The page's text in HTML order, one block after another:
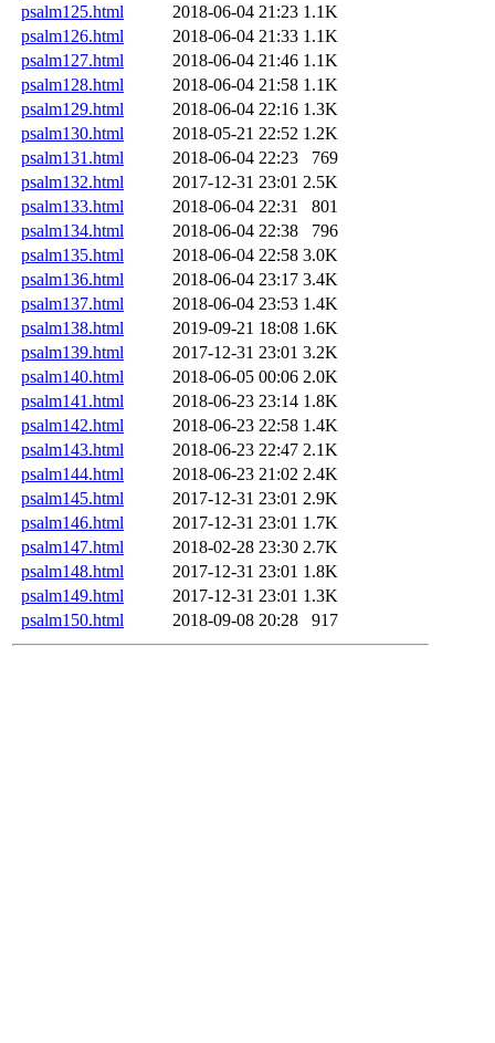
psalm125.html
2018-06-04 21:23 1.1K
psalm126.html
2018-06-04 21:33 1.1K
psalm127.html
2018-06-04 21:46 1.1K
psalm128.html
2018-06-04 21:58 1.1K
psalm129.html
2018-06-04 22:16 1.3K
psalm130.html
2018-05-21 22:52 1.2K
psalm131.html
2018-06-04 22:23
769
psalm132.html
2017-12-31 23:01 2.5K
psalm133.html
2018-06-04 22:31
801
psalm134.html
2018-06-04 22:38
796
psalm135.html
2018-06-04 22:58 3.0K
psalm136.html
2018-06-04 23:17 3.4K
psalm137.html
2018-06-04 23:53 1.4K
psalm138.html
2019-09-21 18:08 1.6K
psalm139.html
2017-12-31 23:01 3.2K
psalm140.html
2018-06-05 00:06 2.0K
psalm141.html
2018-06-23 23:14 1.8K
psalm142.html
2018-06-23 22:58 1.4K
psalm143.html
2018-06-23 22:47 2.1K
psalm144.html
2018-06-23 21:02 2.4K
psalm145.html
2017-12-31 23:01 2.9K
psalm146.html
2017-12-31 23:01 1.7K
psalm147.html
2018-02-28 23:30 2.7K
psalm148.html
2017-12-31 23:01 1.8K
psalm149.html
2017-12-31 23:01 1.3K
psalm150.html
2018-09-08 20:28 917